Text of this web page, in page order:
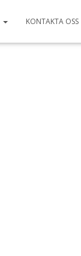
KONTAKTA OSS